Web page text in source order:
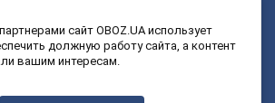
9 класс
сайт OBOZ.UA использует
должную работу сайта, а контент
вашим интересам.